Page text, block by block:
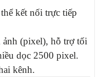
kết nối trực tiếp
(pixel), hỗ trợ tối
dọc 2500 pixel.
kênh.